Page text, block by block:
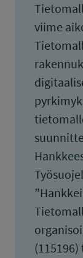
viime